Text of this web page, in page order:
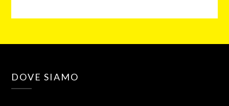
DOVE SIAMO